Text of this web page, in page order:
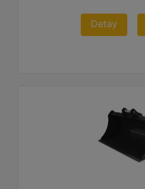
Detay